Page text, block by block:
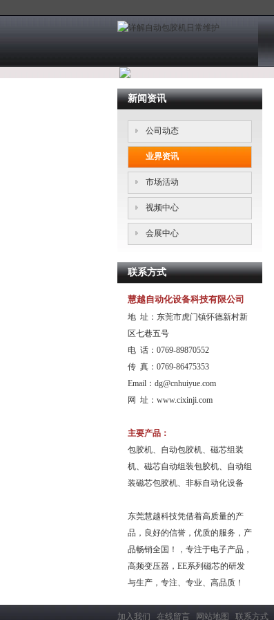
新闻资讯
公司动态
业界资讯
市场活动
视频中心
会展中心
联系方式
慧越自动化设备科技有限公司
地 址：东莞市虎门镇怀德新村新
区七巷五号
电 话：0769-89870552
传 真：0769-86475353
Email： dg@cnhuiyue.com
网 址：www.cixinji.com
主要产品：
包胶机、自动包胶机、磁芯组装
机、磁芯自动组装包胶机、自动组
装磁芯包胶机、非标自动化设备
东莞慧越科技凭借着高质量的产
品，良好的信誉，优质的服务，产
品畅销全国！，专注于电子产品，
高频变压器，EE系列磁芯的研发
与生产，专注、专业、高品质！
加入我们 在线留言 网站地图 联系方式